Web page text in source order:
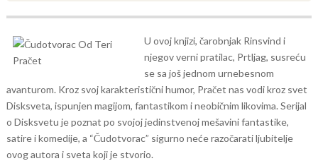
U ovoj knjizi, čarobnjak Rinsvind i
njegov verni pratilac, Prtljag, susreću
se sa još jednom urnebesnom
avanturom. Kroz svoj karakteristični humor, Pračet nas vodi kroz svet
Disksveta, ispunjen magijom, fantastikom i neobičnim likovima. Serijal
o Disksvetu je poznat po svojoj jedinstvenoj mešavini fantastike,
satire i komedije, a “Čudotvorac” sigurno neće razočarati ljubitelje
ovog autora i sveta koji je stvorio.